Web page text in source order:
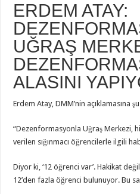
ERDEM ATAY:
UĞRAŞ
ALASINI
Erdem Atay, DMM’nin açıklamasına
“Dezenformasyonla Uğraş Merkezi,
verilen sığınmacı öğrencilerle ilgili
Diyor ki, ‘12 öğrenci var’. Hakikat
12’den fazla öğrenci bulunuyor. Bu